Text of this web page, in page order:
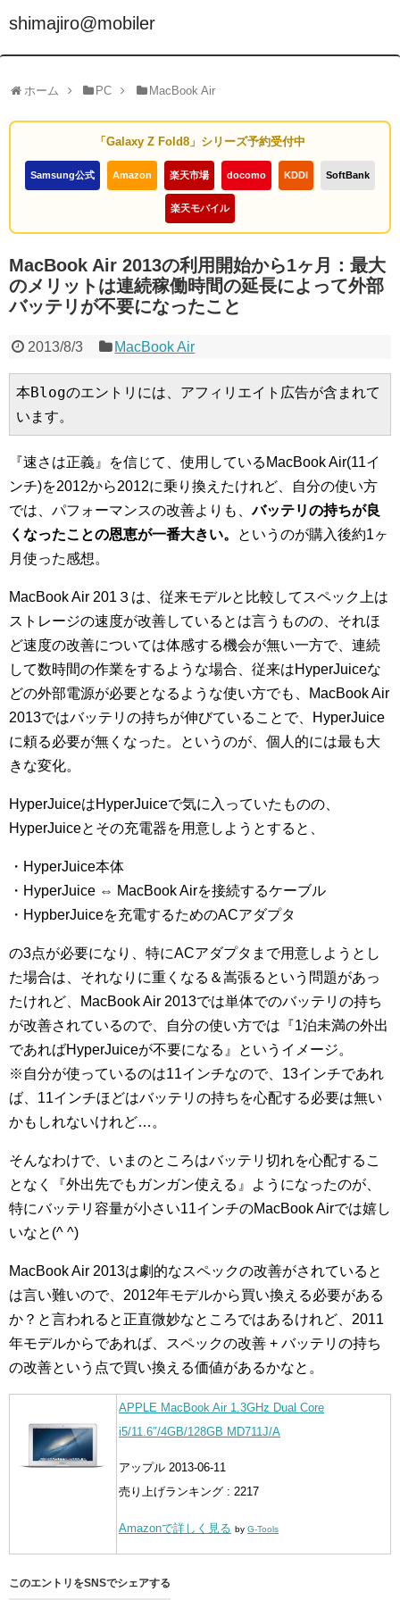
shimajiro@mobiler
ホーム PC MacBook Air
「Galaxy Z Fold8」シリーズ予約受付中
Samsung公式 Amazon 楽天市場 docomo KDDI SoftBank
楽天モバイル
MacBook Air 2013の利用開始から1ヶ月：最大
のメリットは連続稼働時間の延長によって外部
バッテリが不要になったこと
2013/8/3 MacBook Air
本Blogのエントリには、アフィリエイト広告が含まれて
います。
『速さは正義』を信じて、使用しているMacBook Air(11イ
ンチ)を2012から2012に乗り換えたけれど、自分の使い方
では、パフォーマンスの改善よりも、バッテリの持ちが良
くなったことの恩恵が一番大きい。
というのが購入後約1ヶ
月使った感想。
MacBook Air 201３は、従来モデルと比較してスペック上は
ストレージの速度が改善しているとは言うものの、それほ
ど速度の改善については体感する機会が無い一方で、連続
して数時間の作業をするような場合、従来はHyperJuiceな
どの外部電源が必要となるような使い方でも、MacBook Air
2013ではバッテリの持ちが伸びていることで、HyperJuice
に頼る必要が無くなった。というのが、個人的には最も大
きな変化。
HyperJuiceはHyperJuiceで気に入っていたものの、
HyperJuiceとその充電器を用意しようとすると、
・HyperJuice本体
・HyperJuice ⇔ MacBook Airを接続するケーブル
・HypberJuiceを充電するためのACアダプタ
の3点が必要になり、特にACアダプタまで用意しようとし
た場合は、それなりに重くなる＆嵩張るという問題があっ
たけれど、MacBook Air 2013では単体でのバッテリの持ち
が改善されているので、自分の使い方では『1泊未満の外出
であればHyperJuiceが不要になる』というイメージ。
※自分が使っているのは11インチなので、13インチであれ
ば、11インチほどはバッテリの持ちを心配する必要は無い
かもしれないけれど…。
そんなわけで、いまのところはバッテリ切れを心配するこ
となく『外出先でもガンガン使える』ようになったのが、
特にバッテリ容量が小さい11インチのMacBook Airでは嬉し
いなと(^ ^)
MacBook Air 2013は劇的なスペックの改善がされていると
は言い難いので、2012年モデルから買い換える必要がある
か？と言われると正直微妙なところではあるけれど、2011
年モデルからであれば、スペックの改善 + バッテリの持ち
の改善という点で買い換える価値があるかなと。
APPLE MacBook Air 1.3GHz Dual Core
i5/11.6″/4GB/128GB MD711J/A
アップル 2013-06-11
売り上げランキング : 2217
Amazonで詳しく見る by G-Tools
このエントリをSNSでシェアする